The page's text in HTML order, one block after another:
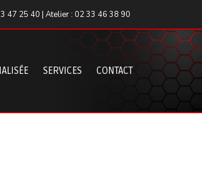
47 25 40 | Atelier : 02 33 46 38 90
SERVICES CONTACT